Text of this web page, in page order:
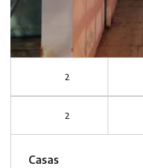
2
2
Casas